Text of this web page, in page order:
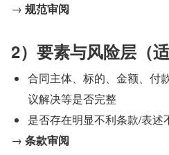
→ 规范审阅
2）要素与风险层（
合同主体、标的、金额、付
议解决等是否完整
是否存在明显不利条款/表述
→ 条款审阅